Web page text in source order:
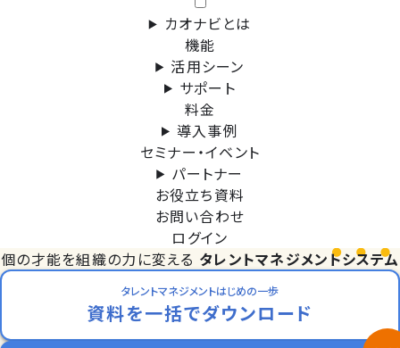
カオナビとは
機能
活用シーン
サポート
料金
導入事例
セミナー・イベント
パートナー
お役立ち資料
お問い合わせ
ログイン
個の才能を組織の力に変える タレントマネジメントシステム
タレントマネジメントはじめの一歩
資料を一括でダウンロード